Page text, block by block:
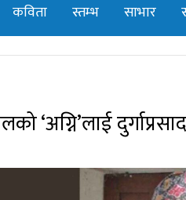
कविता स्तम्भ साभार
‘अग्नि’लाई